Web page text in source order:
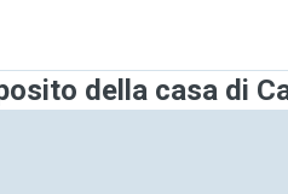
della casa di